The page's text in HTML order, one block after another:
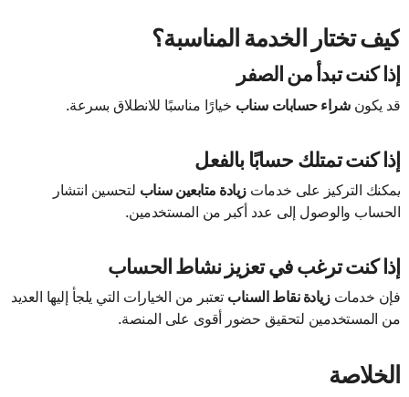
كيف تختار الخدمة المناسبة؟
إذا كنت تبدأ من الصفر
قد يكونشراء حسابات سناب خيارًا مناسبًا للانطلاق بسرعة.
إذا كنت تمتلك حسابًا بالفعل
يمكنك التركيز على خدماتزيادة متابعين سناب لتحسين انتشار
الحساب والوصول إلى عدد أكبر من المستخدمين.
إذا كنت ترغب في تعزيز نشاط الحساب
فإن خدماتزيادة نقاط السناب تعتبر من الخيارات التي يلجأ إليها العديد
من المستخدمين لتحقيق حضور أقوى على المنصة.
الخلاصة